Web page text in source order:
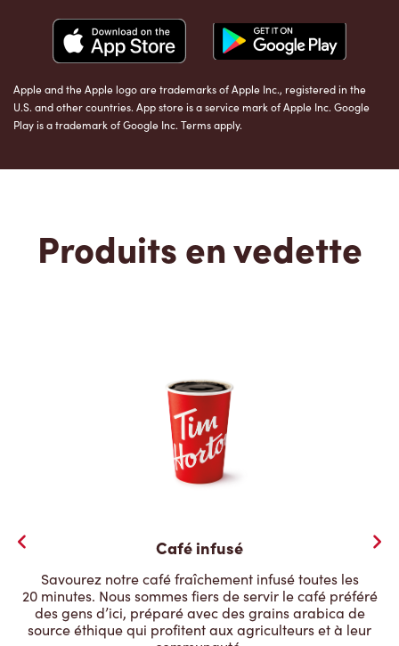
Apple and the Apple logo are trademarks of Apple Inc., registered in the
U.S. and other countries. App store is a service mark of Apple Inc. Google
Play is a trademark of Google Inc. Terms apply.
Produits en vedette
Café infusé
Savourez notre café fraîchement infusé toutes les
20 minutes. Nous sommes fiers de servir le café préféré
des gens d’ici, préparé avec des grains arabica de
source éthique qui profitent aux agriculteurs et à leur